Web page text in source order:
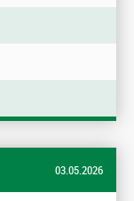
03.05.2026